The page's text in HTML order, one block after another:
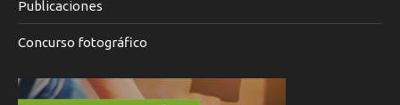
Publicaciones
Concurso fotográfico